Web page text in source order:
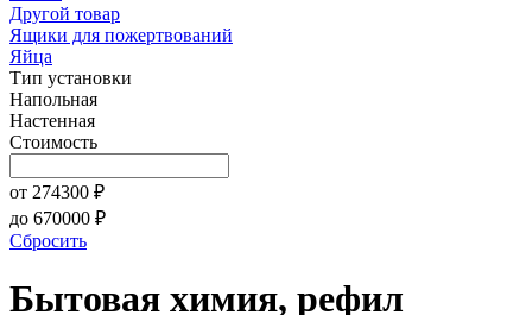
Другой товар
Ящики для пожертвований
Яйца
Тип установки
Напольная
Настенная
Стоимость
от 274300 ₽
до 670000 ₽
Сбросить
Бытовая химия, рефил